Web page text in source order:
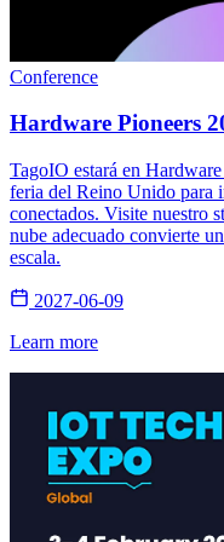
Conference
Hardware Pioneers
TagoIO estará en
feria del Reino Unido para
conectados. Visite nuestro
nube adecuado convierte
escala.
2027-06-09
Learn more